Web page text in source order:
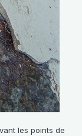
les points de